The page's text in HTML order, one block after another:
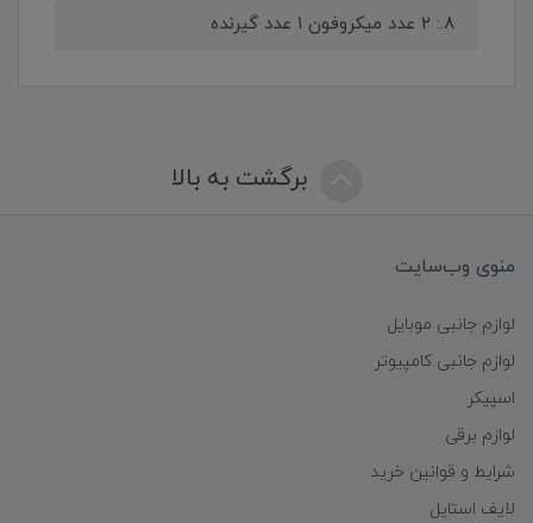
۸.: ۲ عدد میکروفون ۱ عدد گیرنده
برگشت به بالا
منوی وب‌سایت
لوازم جانبی موبایل
لوازم جانبی کامپیوتر
اسپیکر
لوازم برقی
شرایط و قوانین خرید
لایف استایل